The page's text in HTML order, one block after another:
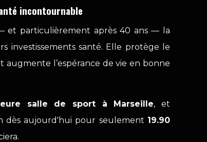
incontournable
et particulièrement après 40 ans — la
investissements santé. Elle protège le
augmente l’espérance de vie en bonne
salle de sport à Marseille, et
dès aujourd'hui pour seulement 19.90